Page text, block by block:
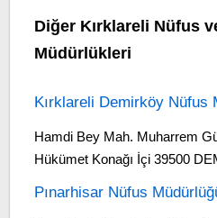
Diğer Kırklareli Nüfus
Müdürlükleri
Kırklareli Demirköy Nüfus
Hamdi Bey Mah. Muharrem
Hükümet Konağı İçi 39500
Pınarhisar Nüfus